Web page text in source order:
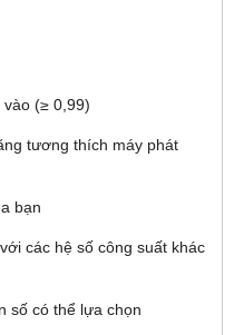
(≥ 0,99)
tương thích máy phát
bạn
các hệ số công suất khác
số có thể lựa chọn